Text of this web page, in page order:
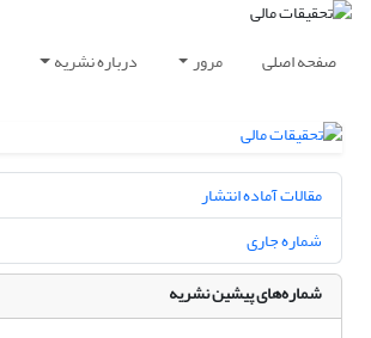
صفحه اصلی مرور درباره نشریه
مقالات آماده انتشار
شماره جاری
شماره‌های پیشین نشریه